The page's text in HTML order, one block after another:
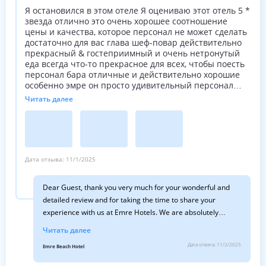
food that you later requested. We are sorry that we will not
have the opportunity to welcome you back, but wish you well
for your future holidays. Best Regards Bev Guest Relations.
Я остановился в этом отеле Я оцениваю этот отель 5 *
звезда отлично это очень хорошее соотношение
цены и качества, которое персонал не может сделать
достаточно для вас глава шеф-повар действительно
прекрасный & гостеприимный и очень нетронутый
еда всегда что-то прекрасное для всех, чтобы поесть
персонал бара отличные и действительно хорошие
особенно эмре он просто удивительный персонал
ресепшн прекрасный & полезные и отношения с
гостями так прекрасны официанты уборщицы все
превосходные они всегда делают сказочную работу &
спа был прекрасным также удивительный
работают усердно & всегда улыбаясь и приятно Я
настоятельно рекомендую этот отель и я
определенно вернусь в следующем году
расслабляющей зимой все, что вы заслуживаете это
Читать далее
Дата отзыва: 11/1/2025
Dear Guest, thank you very much for your wonderful and
detailed review and for taking the time to share your
experience with us at Emre Hotels. We are absolutely
enjoyable stay and that you consider our hotel worthy of 5
stars. It truly warms our hearts to know that you found the
hotel very clean, comfortable, and good value for money.
Читать далее
Emre Beach Hotel Дата ответа: 11/2/2025